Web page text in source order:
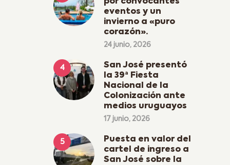
eventos y un
invierno a «puro
corazón».
24 junio, 2026
San José presentó
la 39ª Fiesta
Nacional de la
Colonización ante
medios uruguayos
17 junio, 2026
Puesta en valor del
cartel de ingreso a
San José sobre la